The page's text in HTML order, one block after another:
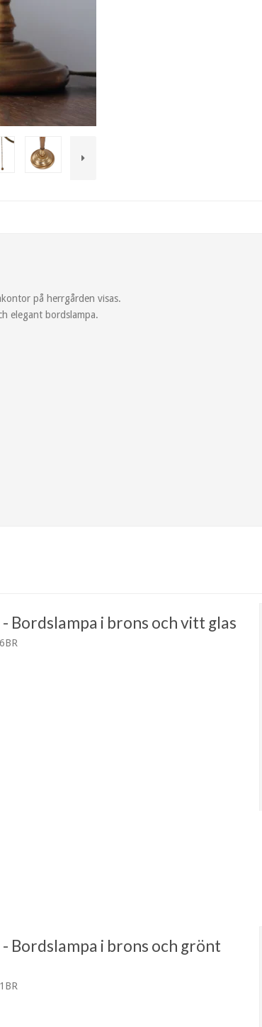
på herrgården visas.
elegant bordslampa.
- Bordslampa i brons och vitt glas
- Bordslampa i brons och grönt